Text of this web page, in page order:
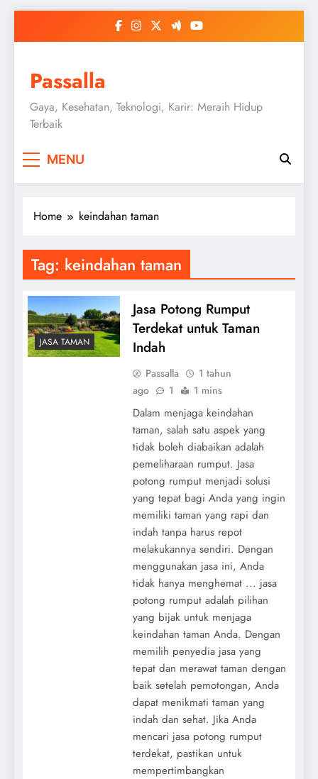
Passalla
Gaya, Kesehatan, Teknologi, Karir: Meraih Hidup
Terbaik
MENU
Home keindahan taman
Tag: keindahan taman
JASA TAMAN
Jasa Potong Rumput
Terdekat untuk Taman
Indah
Passalla
1 tahun
ago
1 1 mins
Dalam menjaga keindahan
taman, salah satu aspek yang
tidak boleh diabaikan adalah
pemeliharaan rumput. Jasa
potong rumput menjadi solusi
yang tepat bagi Anda yang ingin
memiliki taman yang rapi dan
indah tanpa harus repot
melakukannya sendiri. Dengan
menggunakan jasa ini, Anda
tidak hanya menghemat ... jasa
potong rumput adalah pilihan
yang bijak untuk menjaga
keindahan taman Anda. Dengan
memilih penyedia jasa yang
tepat dan merawat taman dengan
baik setelah pemotongan, Anda
dapat menikmati taman yang
indah dan sehat. Jika Anda
mencari jasa potong rumput
terdekat, pastikan untuk
mempertimbangkan